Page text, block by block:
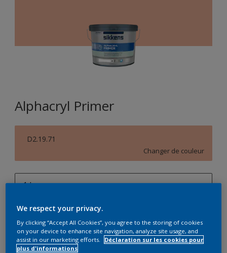
Alphacryl Primer
D2.19.71
Changer de couleur
1 L
1 L
2,5 L
5 L
Quantité Calculateur de peinture
Calculer
We respect your privacy.
By clicking “Accept All Cookies”, you agree to the storing of cookies
on your device to enhance site navigation, analyze site usage, and
assist in our marketing efforts.
Déclaration sur les cookies pour
plus d'informations